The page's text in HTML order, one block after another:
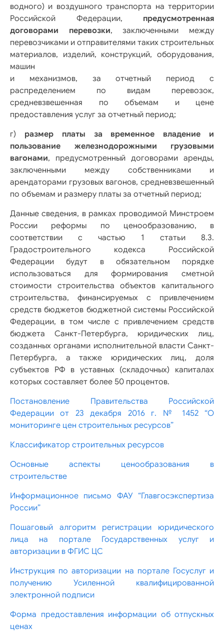
водного) и воздушного транспорта на территории
Российской Федерации, предусмотренная
договорами перевозки, заключенными между
перевозчиками и отправителями таких строительных
материалов, изделий, конструкций, оборудования,
машин
и механизмов, за отчетный период с
распределением по видам перевозок,
средневзвешенная по объемам и цене
предоставления услуг за отчетный период;
г) размер платы за временное владение и
пользование железнодорожными грузовыми
вагонами, предусмотренный договорами аренды,
заключенными между собственниками и
арендаторами грузовых вагонов, средневзвешенный
по объемам и размеру платы за отчетный период;
Данные сведения, в рамках проводимой Минстроем
России реформы по ценообразованию, в
соответствии с частью 1 статьи 8.3.
Градостроительного кодекса Российской
Федерации будут в обязательном порядке
использоваться для формирования сметной
стоимости строительства объектов капитального
строительства, финансируемых с привлечением
средств бюджетов бюджетной системы Российской
Федерации, в том числе с привлечением средств
бюджета Санкт-Петербурга, юридических лиц,
созданных органами исполнительной власти Санкт-
Петербурга, а также юридических лиц, доля
субъектов РФ в уставных (складочных) капиталах
которых составляет более 50 процентов.
Постановление Правительства Российской
Федерации от 23 декабря 2016 г. № 1452 “О
мониторинге цен строительных ресурсов”
Классификатор строительных ресурсов
Основные аспекты ценообразования в
строительстве
Информационное письмо ФАУ “Главгосэкспертиза
России”
Пошаговый алгоритм регистрации юридического
лица на портале Государственных услуг и
авторизации в ФГИС ЦС
Инструкция по авторизации на портале Госуслуг и
получению Усиленной квалифицированной
электронной подписи
Форма предоставления информации об отпускных
ценах